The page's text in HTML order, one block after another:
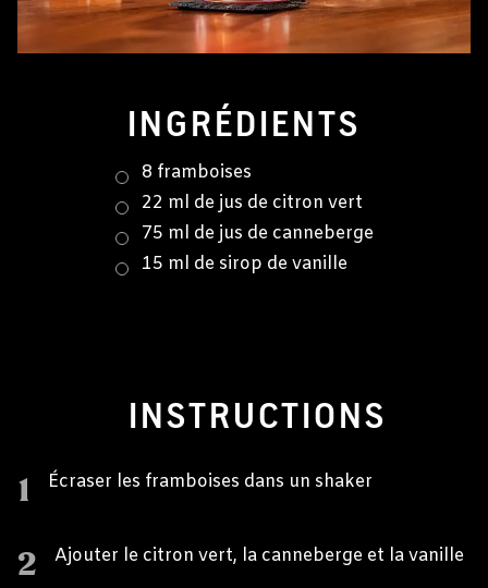
INGRÉDIENTS
8 framboises
22 ml de jus de citron vert
75 ml de jus de canneberge
15 ml de sirop de vanille
INSTRUCTIONS
1 Écraser les framboises dans un shaker
2 Ajouter le citron vert, la canneberge et la vanille